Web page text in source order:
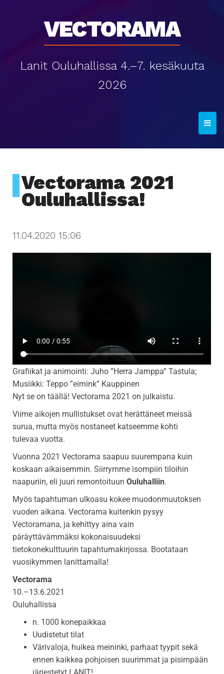
Vectorama
Lanit Ouluhallissa 4.–7. kesäkuuta
2026
T
o
g
Vectorama 2021
Ouluhallissa!
11.04.2020 15:06
Grafiikat ja animointi: Juho ”Herra Jamppa” Tastula;
Musiikki: Teppo ”eimink” Kauppinen
Nyt se on täällä! Vectorama 2021 on julkaistu.
Viime aikojen mullistukset ovat herättäneet meissä
surua, mutta myös nostaneet katseemme kohti
tulevaa vuotta.
Vuonna 2021 Vectorama saapuu suurempana kuin
koskaan aikaisemmin. Siirrymme isompiin tiloihin
naapuriin, eli juuri remontoituunOuluhalliin.
Myös tapahtuman ulkoasu kokee muodonmuutoksen
vuoden aikana. Vectorama kuitenkin pysyy
Vectoramana, ja kehittyy aina vain
päräyttävämmäksi kokonaisuudeksi
tietokonekulttuurin tapahtumakirjossa. Bootataan
vuosikymmen lanittamalla!
Vectorama
10.–13.6.2021
Ouluhallissa
n. 1000 konepaikkaa
Uudistetut tilat
Värivaloja, huikea meininki, parhaat tyypit sekä
ennen kaikkea pohjoisen suurimmat ja pisimpään
järjestetyt LANIT!